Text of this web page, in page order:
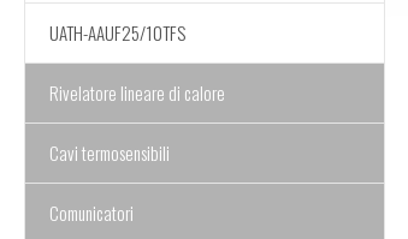
UATH-AAUF25/10TFS
Rivelatore lineare di calore
Cavi termosensibili
Comunicatori